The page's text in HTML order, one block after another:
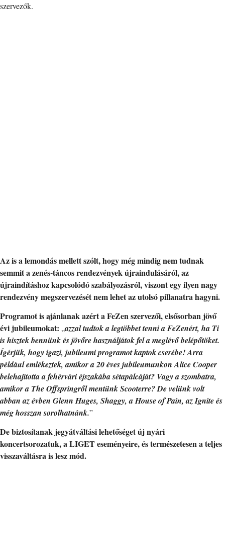
szervezők.
Az is a lemondás mellett szólt, hogy még mindig nem tudnak
semmit a zenés-táncos rendezvények újraindulásáról, az
újraindításhoz kapcsolódó szabályozásról, viszont egy ilyen nagy
rendezvény megszervezését nem lehet az utolsó pillanatra hagyni.
Programot is ajánlanak azért a FeZen szervezői, elsősorban jövő
évi jubileumokat: „azzal tudtok a legtöbbet tenni a FeZenért, ha Ti
is hisztek bennünk és jövőre használjátok fel a meglévő belépőtöket.
Ígérjük, hogy igazi, jubileumi programot kaptok cserébe! Arra
például emlékeztek, amikor a 20 éves jubileumunkon Alice Cooper
belehajította a fehérvári éjszakába sétapálcáját? Vagy a szombatra,
amikor a The Offspringről mentünk Scooterre? De velünk volt
abban az évben Glenn Huges, Shaggy, a House of Pain, az Ignite és
még hosszan sorolhatnánk.”
De biztosítanak jegyátváltási lehetőséget új nyári
koncertsorozatuk, a LIGET eseményeire, és természetesen a teljes
visszaváltásra is lesz mód.